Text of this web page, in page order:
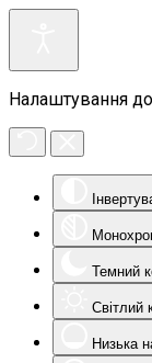
Налаштування
Темний
Світлий
Низька